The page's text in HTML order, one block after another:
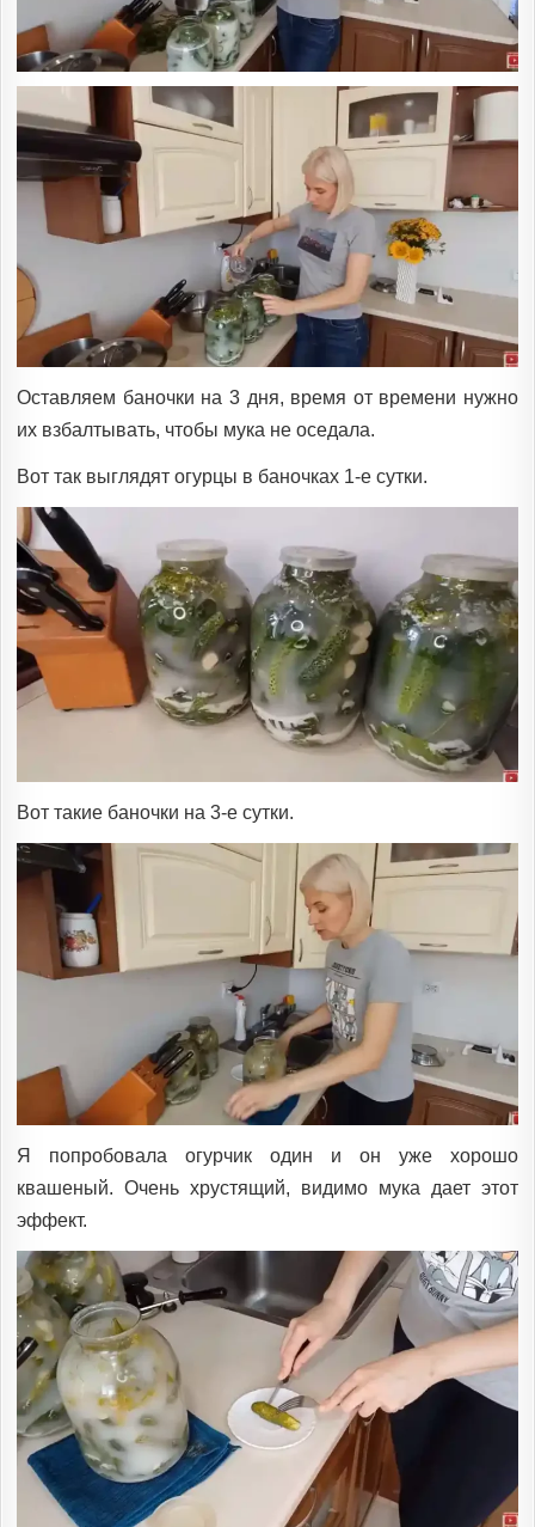
Оставляем баночки на 3 дня, время от времени нужно
их взбалтывать, чтобы мука не оседала.
Вот так выглядят огурцы в баночках 1-е сутки.
Вот такие баночки на 3-е сутки.
Я попробовала огурчик один и он уже хорошо
квашеный. Очень хрустящий, видимо мука дает этот
эффект.